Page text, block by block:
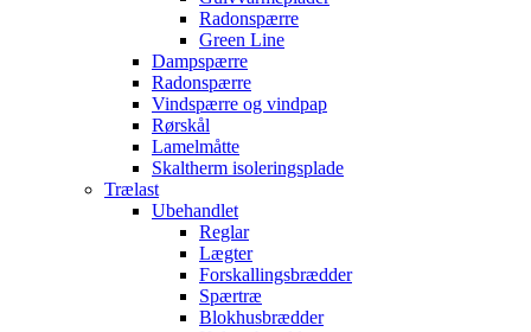
Radonspærre
Green Line
Dampspærre
Radonspærre
Vindspærre og vindpap
Rørskål
Lamelmåtte
Skaltherm isoleringsplade
Trælast
Ubehandlet
Reglar
Lægter
Forskallingsbrædder
Spærtræ
Blokhusbrædder